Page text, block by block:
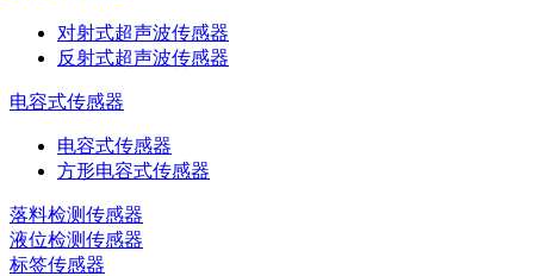
对射式超声波传感器
反射式超声波传感器
电容式传感器
电容式传感器
方形电容式传感器
落料检测传感器
液位检测传感器
标签传感器